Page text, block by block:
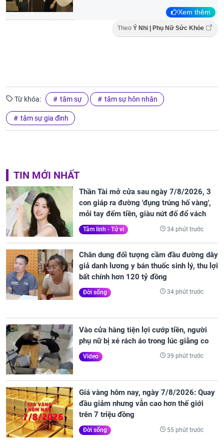
Xem thêm
Theo Ý Nhi | Phụ Nữ Sức Khỏe
Từ khóa: tâm sự tâm sự hôn nhân
tâm sự gia đình
TIN MỚI NHẤT
Thần Tài mở cửa sau ngày 7/8/2026, 3
con giáp ra đường 'đụng trúng hố vàng',
mỏi tay đếm tiền, giàu nứt đố đổ vách
Tâm linh - Tử vi 34 phút trước
Chân dung đối tượng cầm đầu đường dây
giả danh lương y bán thuốc sinh lý, thu lợi
bất chính hơn 120 tỷ đồng
Đời sống 34 phút trước
Vào cửa hàng tiện lợi cướp tiền, người
phụ nữ bị xé rách áo trong lúc giằng co
Video 39 phút trước
Giá vàng hôm nay, ngày 7/8/2026: Quay
đầu giảm nhưng vẫn cao hơn thế giới
trên 7 triệu đồng
Đời sống 55 phút trước